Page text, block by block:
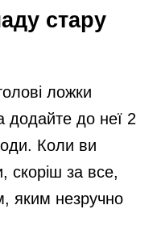
стару
ложки
додайте до неї 2
Коли ви
скоріш за все,
яким незручно